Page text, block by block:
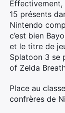
Effectivement,
15 présents
Nintendo
c’est bien
et le titre de
Splatoon 3 se
of Zelda
Place au
confrères de